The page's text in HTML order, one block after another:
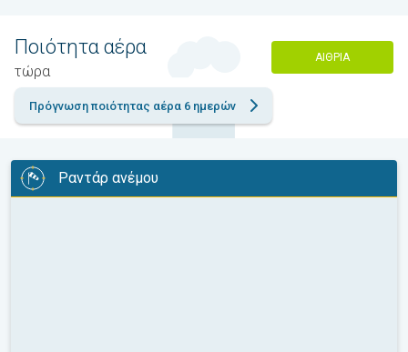
Ποιότητα αέρα
τώρα
ΑΊΘΡΙΑ
Πρόγνωση ποιότητας αέρα 6 ημερών
Ραντάρ ανέμου